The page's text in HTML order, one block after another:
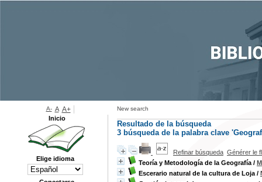
New search
Resultado de la búsqueda
3 búsqueda de la palabra clave
Refinar búsqueda Générer le
Teoría y Metodología de la Geografía /
Escerario natural de la cultura de Loja /
A- A A+
Inicio
Elige idioma